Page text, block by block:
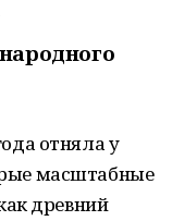
отняла у
масштабные
древний